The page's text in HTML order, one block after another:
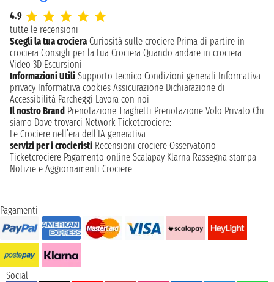
4.9
tutte le recensioni
Scegli la tua crociera Curiosità sulle crociere Prima di partire in
crociera Consigli per la tua Crociera Quando andare in crociera
Video 3D Escursioni
Informazioni Utili Supporto tecnico Condizioni generali Informativa
privacy Informativa cookies Assicurazione Dichiarazione di
Accessibilità Parcheggi Lavora con noi
Il nostro Brand Prenotazione Traghetti Prenotazione Volo Privato Chi
siamo Dove trovarci Network Ticketcrociere:
Le Crociere nell’era dell’IA generativa
servizi per i crocieristi Recensioni crociere Osservatorio
Ticketcrociere Pagamento online Scalapay Klarna Rassegna stampa
Notizie e Aggiornamenti Crociere
Pagamenti
Social